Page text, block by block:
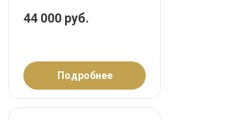
44 000 руб.
Подробнее